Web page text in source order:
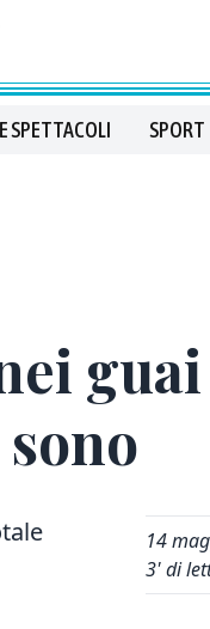
SPETTACOLI SPORT
14
3' di